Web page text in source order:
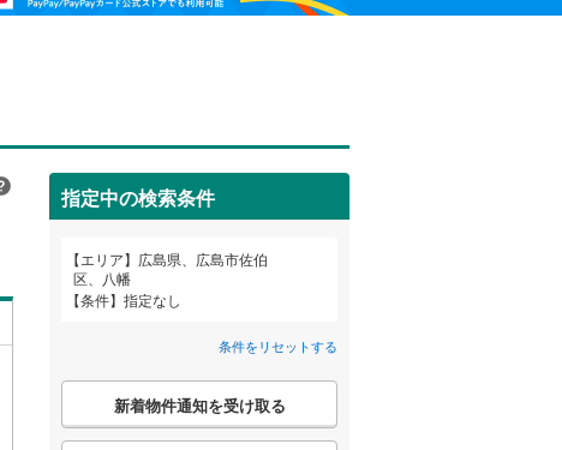
指定中の検索条件
エリア
広島県、広島市佐伯
区、八幡
条件
指定なし
条件をリセットする
こ
検
新着物件通知を受け取る
鹿児島 沖縄
安佐北区(75)
府中市(12)
大竹市(6)
安芸高田市(4)
安芸郡海田町(
(0)
世羅郡世羅町(1)
美鈴が丘緑(1)
河内南(8)
石内北(1)
広島電鉄循環線(0)
太陽光発電システム（1）
）
3階建て以上（0）